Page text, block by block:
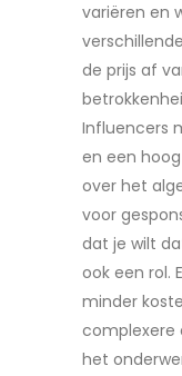
variëren en
de prijs af
Influencers
en een
over het
voor
dat je wilt
ook een rol.
minder
complexere
het